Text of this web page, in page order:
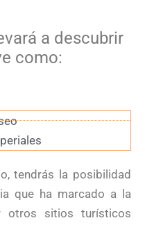
a descubrir
como:
tendrás la posibilidad
que ha marcado a la
otros sitios turísticos